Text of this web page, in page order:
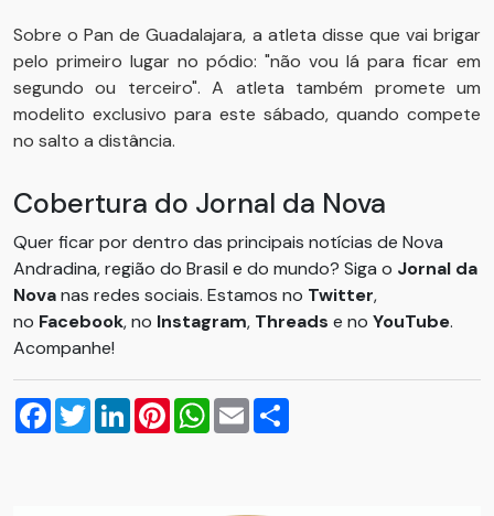
Sobre o Pan de Guadalajara, a atleta disse que vai brigar
pelo primeiro lugar no pódio: "não vou lá para ficar em
segundo ou terceiro". A atleta também promete um
modelito exclusivo para este sábado, quando compete
no salto a distância.
Cobertura do Jornal da Nova
Quer ficar por dentro das principais notícias de Nova
Andradina, região do Brasil e do mundo? Siga o Jornal da
Novanas redes sociais. Estamos no Twitter,
no Facebook, no Instagram, Threads e no YouTube.
Acompanhe!
Facebook
TwitterLinkedInPinterestWhatsApp
Email